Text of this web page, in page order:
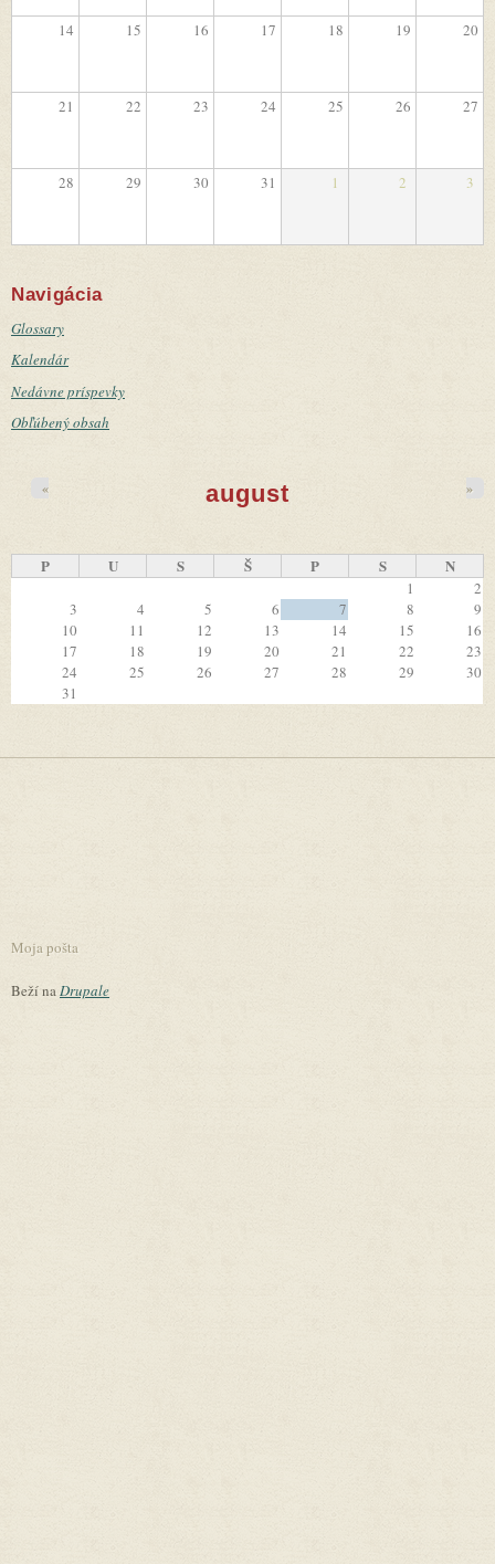
14 15 16 17 18 19 20
21 22 23 24 25 26 27
28 29 30 31 1 2 3
Navigácia
Glossary
Kalendár
Nedávne príspevky
Obľúbený obsah
august
« »
P U S Š P S N
1
2
3
4 5 6 7 8
9
10
11 12 13 14 15
16
17
18 19 20 21 22
23
24
25 26 27 28 29
30
31
Moja pošta
Beží naDrupale